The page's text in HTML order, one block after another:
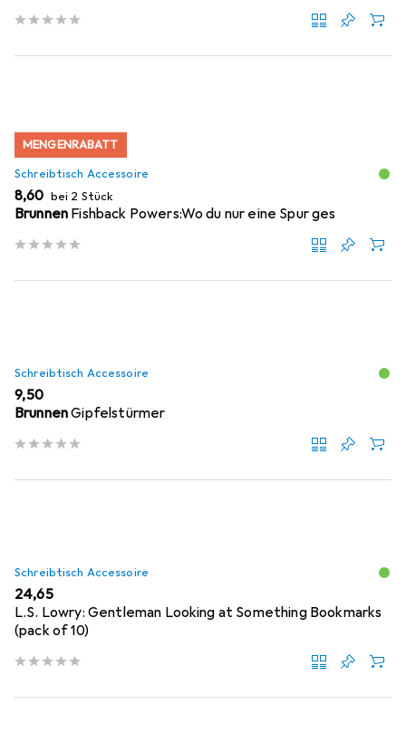
MENGENRABATT
Schreibtisch Accessoire
EUR
8,60 bei 2 Stück
Brunnen Fishback Powers:Wo du nur eine Spur ges
Schreibtisch Accessoire
EUR
9,50
BrunnenGipfelstürmer
Schreibtisch Accessoire
EUR
24,65
L.S. Lowry: Gentleman Looking at Something Bookmarks
(pack of 10)